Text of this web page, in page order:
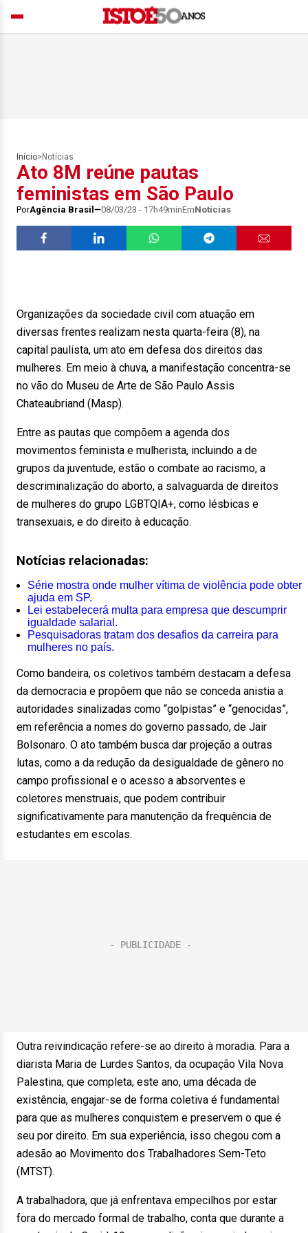
Início> Notícias
Ato 8M reúne pautas
feministas em São Paulo
PorAgência Brasil 08/03/23 - 17h49minEmNotícias
Organizações da sociedade civil com atuação em
diversas frentes realizam nesta quarta-feira (8), na
capital paulista, um ato em defesa dos direitos das
mulheres. Em meio à chuva, a manifestação concentra-se
no vão do Museu de Arte de São Paulo Assis
Chateaubriand (Masp).
Entre as pautas que compõem a agenda dos
movimentos feminista e mulherista, incluindo a de
grupos da juventude, estão o combate ao racismo, a
descriminalização do aborto, a salvaguarda de direitos
de mulheres do grupo LGBTQIA+, como lésbicas e
transexuais, e do direito à educação.
Notícias relacionadas:
Série mostra onde mulher vítima de violência pode obter
ajuda em SP.
Lei estabelecerá multa para empresa que descumprir
igualdade salarial.
Pesquisadoras tratam dos desafios da carreira para
mulheres no país.
Como bandeira, os coletivos também destacam a defesa
da democracia e propõem que não se conceda anistia a
autoridades sinalizadas como “golpistas” e “genocidas”,
em referência a nomes do governo passado, de Jair
Bolsonaro. O ato também busca dar projeção a outras
lutas, como a da redução da desigualdade de gênero no
campo profissional e o acesso a absorventes e
coletores menstruais, que podem contribuir
significativamente para manutenção da frequência de
estudantes em escolas.
Outra reivindicação refere-se ao direito à moradia. Para a
diarista Maria de Lurdes Santos, da ocupação Vila Nova
Palestina, que completa, este ano, uma década de
existência, engajar-se de forma coletiva é fundamental
para que as mulheres conquistem e preservem o que é
seu por direito. Em sua experiência, isso chegou com a
adesão ao Movimento dos Trabalhadores Sem-Teto
(MTST).
A trabalhadora, que já enfrentava empecilhos por estar
fora do mercado formal de trabalho, conta que durante a